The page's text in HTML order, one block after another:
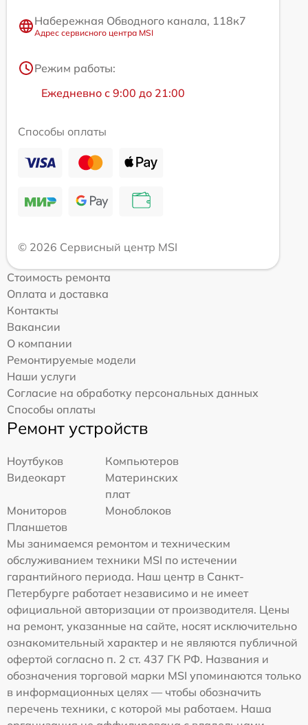
Набережная Обводного канала, 118к7
Адрес сервисного центра MSI
Режим работы:
Ежедневно с 9:00 до 21:00
Способы оплаты
© 2026 Сервисный центр MSI
Стоимость ремонта
Оплата и доставка
Контакты
Вакансии
О компании
Ремонтируемые модели
Наши услуги
Согласие на обработку персональных данных
Способы оплаты
Ремонт устройств
Ноутбуков
Компьютеров
Видеокарт
Материнских
плат
Мониторов
Моноблоков
Планшетов
Мы занимаемся ремонтом и техническим
обслуживанием техники MSI по истечении
гарантийного периода. Наш центр в Санкт-
Петербурге работает независимо и не имеет
официальной авторизации от производителя. Цены
на ремонт, указанные на сайте, носят исключительно
ознакомительный характер и не являются публичной
офертой согласно п. 2 ст. 437 ГК РФ. Названия и
обозначения торговой марки MSI упоминаются только
в информационных целях — чтобы обозначить
перечень техники, с которой мы работаем. Наша